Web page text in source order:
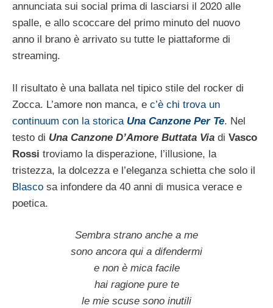
annunciata sui social prima di lasciarsi il 2020 alle
spalle, e allo scoccare del primo minuto del nuovo
anno il brano è arrivato su tutte le piattaforme di
streaming.
Il risultato è una ballata nel tipico stile del rocker di
Zocca. L’amore non manca, e c’è chi trova un
continuum con la storica Una Canzone Per Te. Nel
testo di Una Canzone D’Amore Buttata Via di Vasco
Rossi troviamo la disperazione, l’illusione, la
tristezza, la dolcezza e l’eleganza schietta che solo il
Blasco sa infondere da 40 anni di musica verace e
poetica.
Sembra strano anche a me
sono ancora qui a difendermi
e non è mica facile
hai ragione pure te
le mie scuse sono inutili